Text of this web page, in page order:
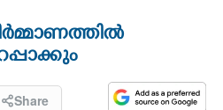
Share